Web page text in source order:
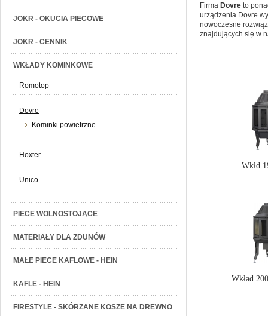
JOKR - OKUCIA PIECOWE
JOKR - CENNIK
WKŁADY KOMINKOWE
Romotop
Dovre
Kominki powietrzne
Hoxter
Unico
PIECE WOLNOSTOJĄCE
MATERIAŁY DLA ZDUNÓW
MAŁE PIECE KAFLOWE - HEIN
KAFLE - HEIN
FIRESTYLE - SKÓRZANE KOSZE NA DREWNO
Firma Dovre to
urządzenia Dovre
nowoczesne
znajdujących się w
Wkłd
Wkład